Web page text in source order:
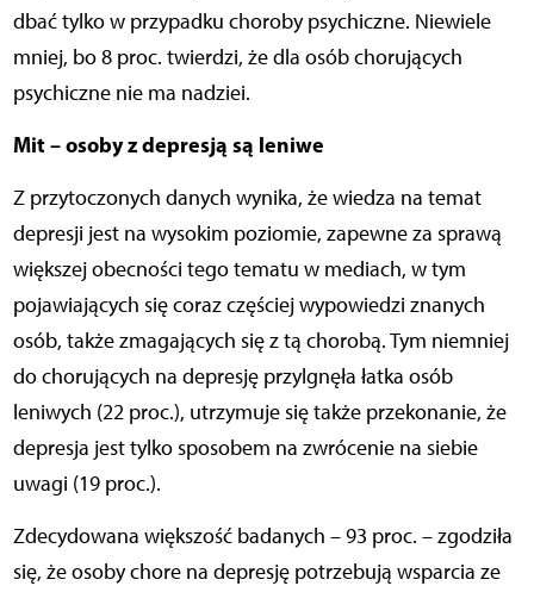
dbać tylko w przypadku choroby psychiczne. Niewiele
mniej, bo 8 proc. twierdzi, że dla osób chorujących
psychiczne nie ma nadziei.
Mit – osoby z depresją są leniwe
Z przytoczonych danych wynika, że wiedza na temat
depresji jest na wysokim poziomie, zapewne za sprawą
większej obecności tego tematu w mediach, w tym
pojawiających się coraz częściej wypowiedzi znanych
osób, także zmagających się z tą chorobą. Tym niemniej
dochorujących na depresję przylgnęła łatka osób
leniwych (22 proc.), utrzymuje się także przekonanie, że
depresja jest tylko sposobem na zwrócenie na siebie
uwagi (19 proc.).
Zdecydowana większość badanych – 93 proc. – zgodziła
się, że osoby chore na depresję potrzebują wsparcia ze